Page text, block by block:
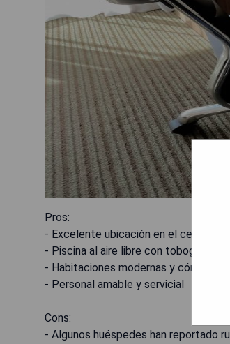
Pros:
- Excelente ubicación en el centro de
- Piscina al aire libre con toboganes y
- Habitaciones modernas y cómodas
- Personal amable y servicial
Cons:
- Algunos huéspedes han reportado